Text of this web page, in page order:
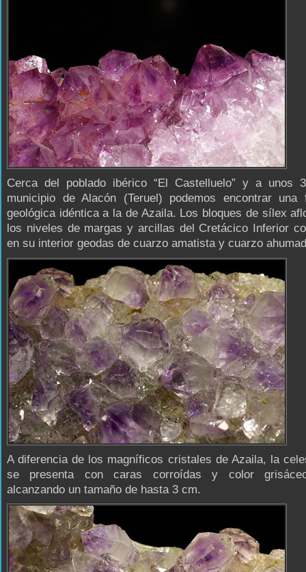
Cerca del poblado ibérico “El Castelluelo” y a unos
municipio de Alacón (Teruel) podemos encontrar una
geológica idéntica a la de Azaila. Los bloques de sílex
los niveles de margas y arcillas del Cretácico Inferior
en su interior geodas de cuarzo amatista y cuarzo
A diferencia de los magníficos cristales de Azaila, la
se presenta con caras corroídas y color
alcanzando un tamaño de hasta 3 cm.